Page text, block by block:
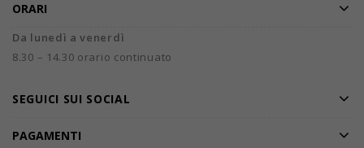
ORARI
Da lunedì a venerdì
8.30 – 14.30 orario continuato
SEGUICI SUI SOCIAL
PAGAMENTI